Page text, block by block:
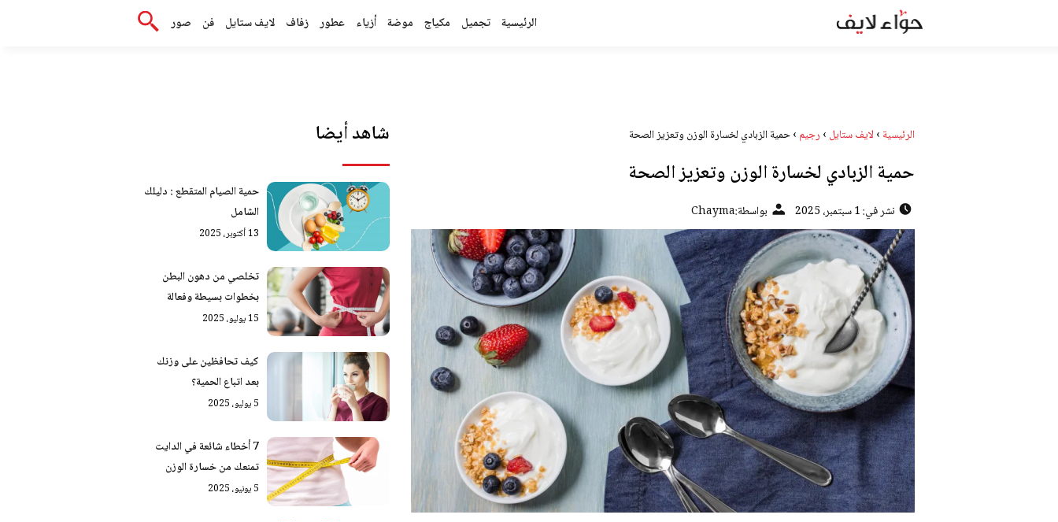
الرئيسية تجميل مكياج موضة أزياء عطور زفاف لايف ستايل فن صور
الرئيسية › لايف ستايل › رجيم ›حمية الزبادي لخسارة الوزن وتعزيز الصحة
حمية الزبادي لخسارة الوزن وتعزيز الصحة
نشر في: 1 سبتمبر، 2025 بواسطة:Chayma
شاهد أيضا
حمية الصيام المتقطع : دليلك
الشامل
13 أكتوبر، 2025
تخلصي من دهون البطن
بخطوات بسيطة وفعالة
15 يوليو، 2025
كيف تحافظين على وزنك
بعد اتباع الحمية؟
5 يوليو، 2025
7 أخطاء شائعة في الدايت
تمنعك من خسارة الوزن
5 يونيو، 2025